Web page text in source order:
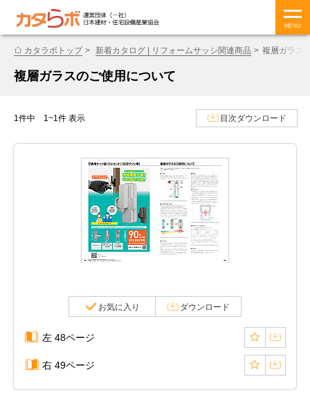
MENU
カタラボトップ 新着カタログ | リフォームサッシ関連商品 複層ガラス
複層ガラスのご使用について
1件中 1~1件 表示 目次ダウンロード
お気に入り ダウンロード
左 48ページ
右 49ページ